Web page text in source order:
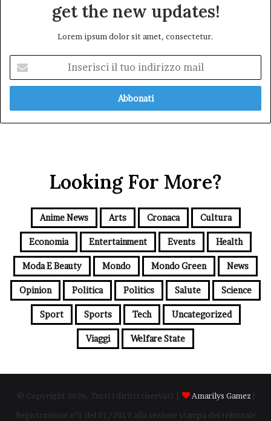
get the new updates!
Lorem ipsum dolor sit amet, consectetur.
tuo
mail
Looking For More?
Anime News Arts Cronaca Cultura
Economia Entertainment Events Health
Moda E Beauty Mondo Mondo Green News
Opinion Politica Politics Salute Science
Sport Sports Tech Uncategorized
Viaggi Welfare State
© Copyright 2026, Tutti i diritti riservati | Amarilys Gamez
Registrazione n°1 del 01/2017 alla sezione stampa del tribunale